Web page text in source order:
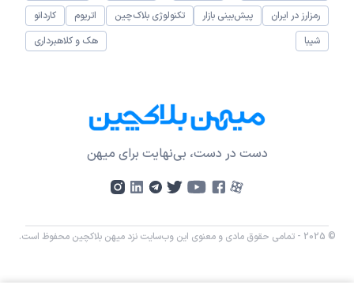
رمزارز در ایران
پیش‌بینی بازار تکنولوژی بلاک‌چین اتریوم
کاردانو
شیبا
هک و کلاهبرداری
دست در دست، بی‌نهایت برای میهن
© 2025 - تمامی حقوق مادی و معنوی این وب‌سایت نزد میهن بلاکچین محفوظ است.